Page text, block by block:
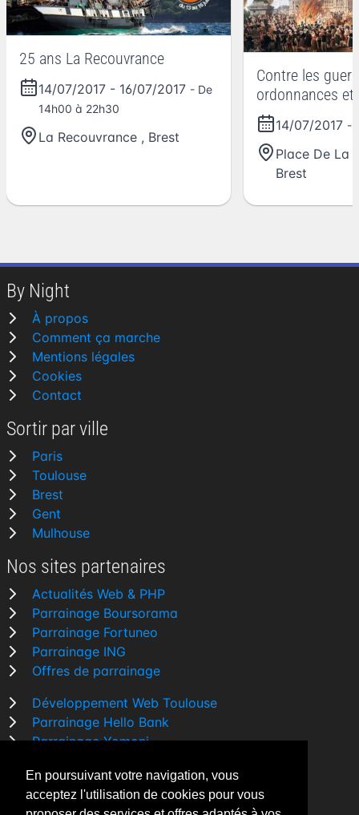
En poursuivant votre navigation, vous
acceptez l'utilisation de cookies pour vous
25 ans La Recouvrance
14/07/2017 - 16/07/2017 - De
14h00 à 22h30
La Recouvrance , Brest
Contre les
ordonnances et
14/07/2017 -
Place De La
Brest
By Night
À propos
Comment ça marche
Mentions légales
Cookies
Contact
Sortir par ville
Paris
Toulouse
Brest
Gent
Mulhouse
Nos sites partenaires
Actualités Web & PHP
Parrainage Boursorama
Parrainage Fortuneo
Parrainage ING
Offres de parrainage
Développement Web Toulouse
Parrainage Hello Bank
Parrainage Yomoni
Comparatif banque